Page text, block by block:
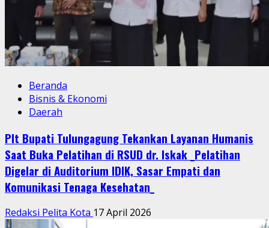
Beranda
Bisnis & Ekonomi
Daerah
Plt Bupati Tulungagung Tekankan Layanan Humanis
Saat Buka Pelatihan di RSUD dr. Iskak _Pelatihan
Digelar di Auditorium IDIK, Sasar Empati dan
Komunikasi Tenaga Kesehatan_
Redaksi Pelita Kota 17 April 2026